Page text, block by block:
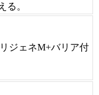
る。
ジェネM+バリア付